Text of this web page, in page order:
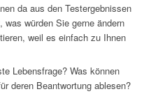
da aus den Testergebnissen
würden Sie gerne ändern
weil es einfach zu Ihnen
Lebensfrage? Was können
deren Beantwortung ablesen?